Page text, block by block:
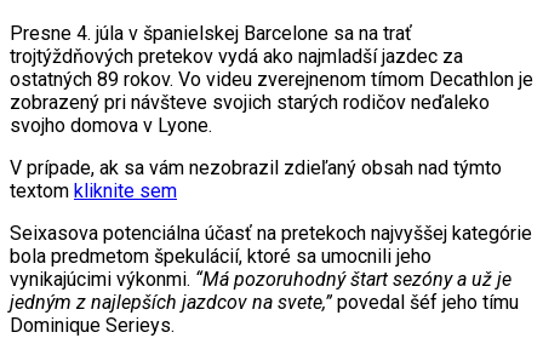
Presne 4. júla v španielskej Barcelone sa na trať
trojtýždňových pretekov vydá ako najmladší jazdec za
ostatných 89 rokov. Vo videu zverejnenom tímom Decathlon je
zobrazený pri návšteve svojich starých rodičov neďaleko
svojho domova v Lyone.
V prípade, ak sa vám nezobrazil zdieľaný obsah nad týmto
textom kliknite sem
Seixasova potenciálna účasť na pretekoch najvyššej kategórie
bola predmetom špekulácií, ktoré sa umocnili jeho
vynikajúcimi výkonmi. “Má pozoruhodný štart sezóny a už je
jedným z najlepších jazdcov na svete,”povedal šéf jeho tímu
Dominique Serieys.